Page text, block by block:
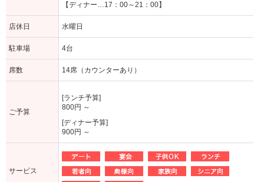
【ディナー…17：00～21：00】
店休日 水曜日
駐車場 4台
席数 14席（カウンターあり）
ご予算
[ランチ予算]
800円 ～
[ディナー予算]
900円 ～
サービス